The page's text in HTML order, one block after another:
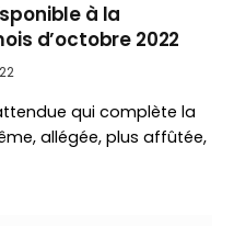
à la
d’octobre 2022
qui complète la
allégée, plus affûtée,